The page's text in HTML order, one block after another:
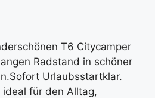
T6 Citycamper
Radstand in schöner
Urlaubsstartklar.
für den Alltag,